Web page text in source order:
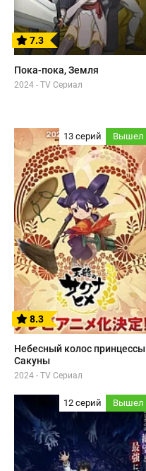
7.3
Пока-пока, Земля
2024 - TV Сериал
13 серий Вышел
8.3
Небесный колос принцессы
Сакуны
2024 - TV Сериал
12 серий Вышел